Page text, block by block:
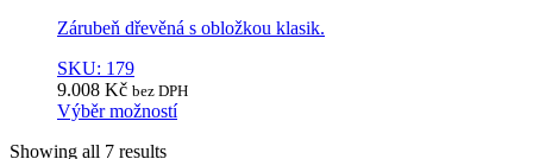
Zárubeň dřevěná s obložkou klasik.
SKU: 179
9.008 Kč bez DPH
Výběr možností
product
Showing all 7 results